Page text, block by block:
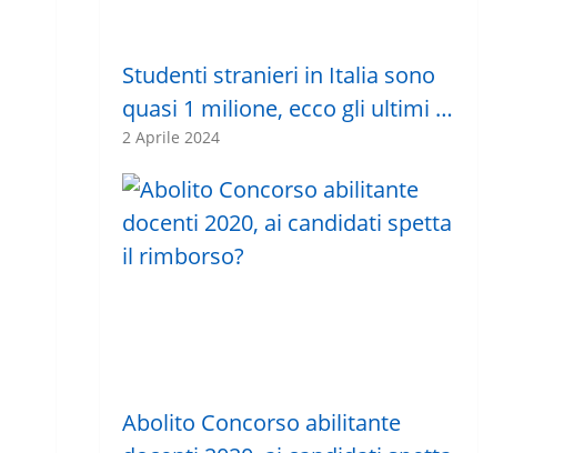
Studenti stranieri in Italia sono
quasi 1 milione, ecco gli ultimi …
2 Aprile 2024
Abolito Concorso abilitante